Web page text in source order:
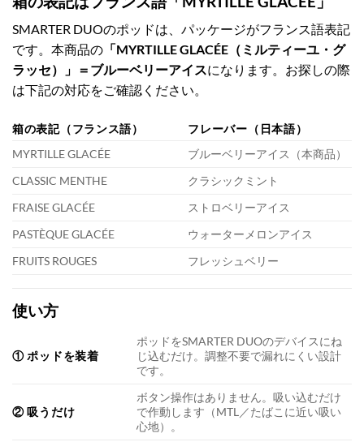
SMARTER DUOのポッドは、パッケージがフランス語表記
です。本商品の 「MYRTILLE GLACÉE（ミルティーユ・グ
ラッセ）」＝ブルーベリーアイスになります。お探しの際
は下記の対応をご確認ください。
箱の表記（フランス語）
フレーバー（日本語）
MYRTILLE GLACÉE
ブルーベリーアイス（本商品）
CLASSIC MENTHE
クラシックミント
FRAISE GLACÉE
ストロベリーアイス
PASTÈQUE GLACÉE
ウォーターメロンアイス
FRUITS ROUGES
フレッシュベリー
使い方
① ポッドを装着
ポッドをSMARTER DUOのデバイスにね
じ込むだけ。調整不要で漏れにくい設計
です。
② 吸うだけ
ボタン操作はありません。吸い込むだけ
で作動します（MTL／たばこに近い吸い
心地）。